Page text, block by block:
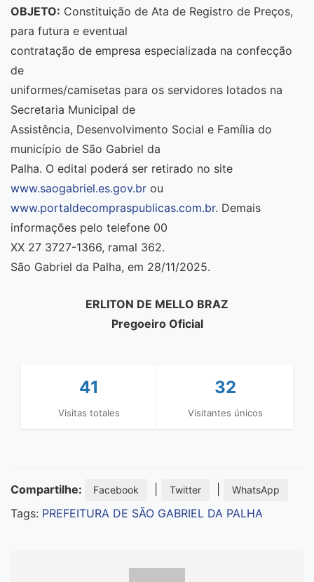
OBJETO: Constituição de Ata de Registro de Preços,
para futura e eventual
contratação de empresa especializada na confecção
de
uniformes/camisetas para os servidores lotados na
Secretaria Municipal de
Assistência, Desenvolvimento Social e Família do
município de São Gabriel da
Palha. O edital poderá ser retirado no site
www.saogabriel.es.gov.br ou
www.portaldecompraspublicas.com.br. Demais
informações pelo telefone 00
XX 27 3727-1366, ramal 362.
São Gabriel da Palha, em 28/11/2025.
ERLITON DE MELLO BRAZ
Pregoeiro Oficial
41
Visitas totales
32
Visitantes únicos
Compartilhe: Facebook Twitter WhatsApp
Tags: PREFEITURA DE SÃO GABRIEL DA PALHA